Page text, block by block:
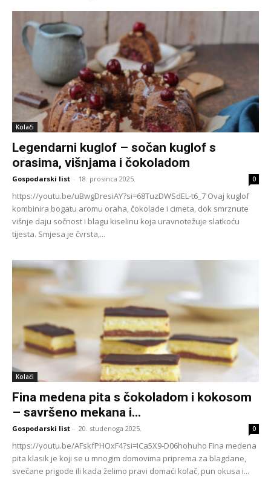
Kolači
Legendarni kuglof – sočan kuglof s
orasima, višnjama i čokoladom
Gospodarski list - 18. prosinca 2025. 0
https://youtu.be/uBwgDresiAY?si=68TuzDWSdEL-t6_7 Ovaj kuglof
kombinira bogatu aromu oraha, čokolade i cimeta, dok smrznute
višnje daju sočnost i blagu kiselinu koja uravnotežuje slatkoću
tijesta. Smjesa je čvrsta,...
Kolači
Fina medena pita s čokoladom i kokosom
– savršeno mekana i...
Gospodarski list - 20. studenoga 2025. 0
https://youtu.be/AFskfPHOxF4?si=ICa5X9-D06hohuho Fina medena
pita klasik je koji se u mnogim domovima priprema za blagdane,
svečane prigode ili kada želimo pravi domaći kolač, pun okusa i...